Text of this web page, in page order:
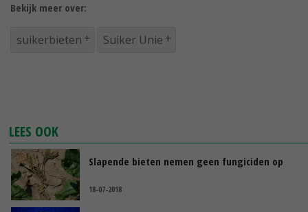
Bekijk meer over:
suikerbieten Suiker Unie
LEES OOK
Slapende bieten nemen geen fungiciden op
18-07-2018